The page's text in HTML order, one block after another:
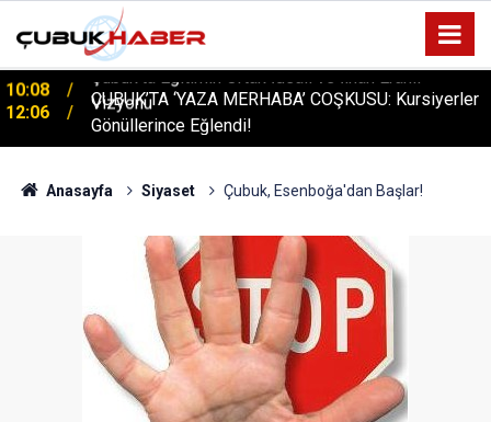
12:06
ÇUBUK’TA ‘YAZA MERHABA’ COŞKUSU: Kursiyerler
Gönüllerince Eğlendi!
Anasayfa Siyaset Çubuk, Esenboğa'dan Başlar!